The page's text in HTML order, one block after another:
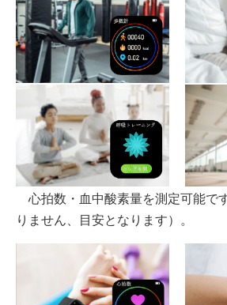
心拍数・血中酸素量を測定可能で
りません、目安となります）。